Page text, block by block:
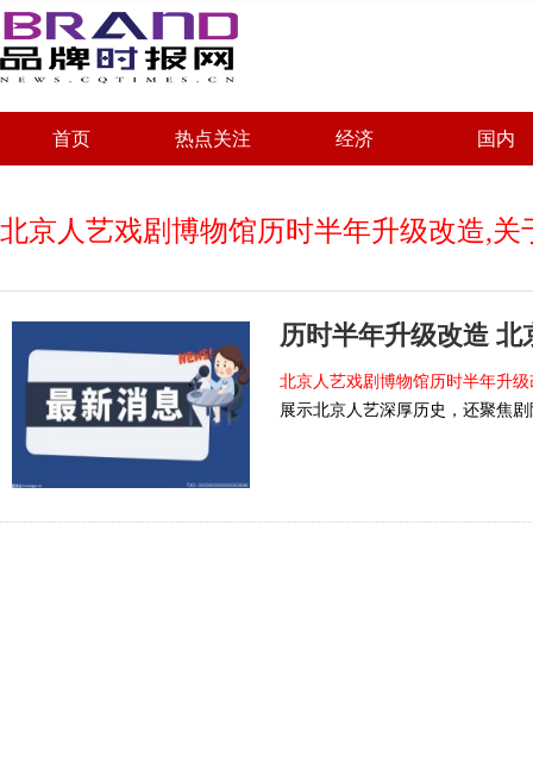
首页 热点关注 经济 国内
北京人艺戏剧博物馆历时半年升级改造,
北京人艺戏剧博物馆历时半年升级
展示北京人艺深厚历史，还聚焦